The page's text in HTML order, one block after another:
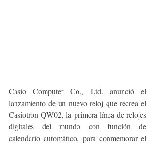
Casio Computer Co., Ltd. anunció el
lanzamiento de un nuevo reloj que recrea el
Casiotron QW02, la primera línea de relojes
digitales del mundo con función de
calendario automático, para conmemorar el